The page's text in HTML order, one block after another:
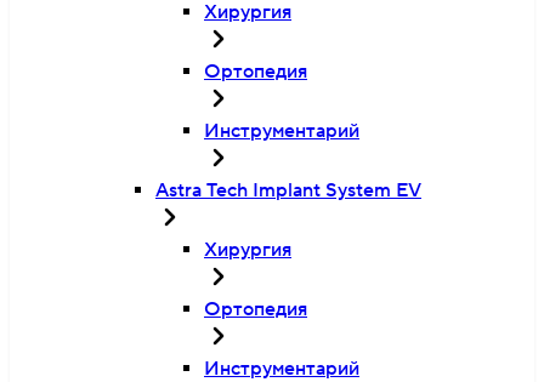
Хирургия
Ортопедия
Инструментарий
Astra Tech Implant System EV
Хирургия
Ортопедия
Инструментарий